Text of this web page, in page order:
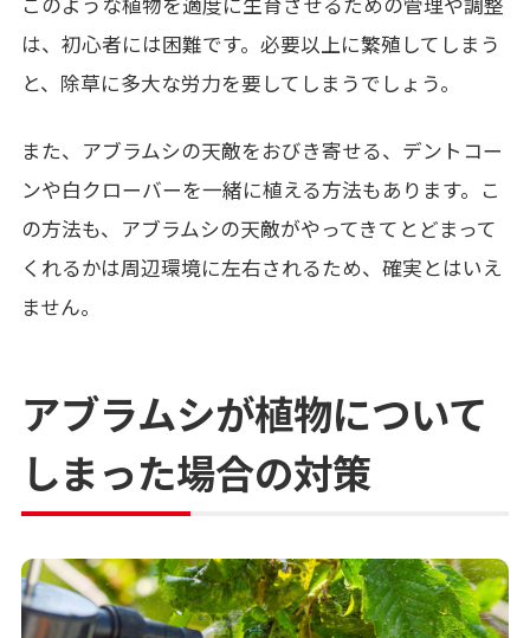
は、初心者には困難です。必要以上に繁殖してしまう
と、除草に多大な労力を要してしまうでしょう。
また、アブラムシの天敵をおびき寄せる、デントコー
ンや白クローバーを一緒に植える方法もあります。こ
の方法も、アブラムシの天敵がやってきてとどまって
くれるかは周辺環境に左右されるため、確実とはいえ
ません。
アブラムシが植物について
しまった場合の対策